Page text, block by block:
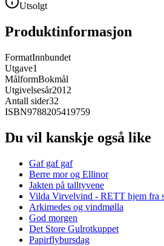
Utsolgt
Produktinformasjon
FormatInnbundet
Utgave1
MålformBokmål
Utgivelsesår2012
Antall sider32
ISBN9788205419759
Du vil kanskje også like
Gaf gaf gaf
Berre mor og Ellinor
Jakten på talltyvene
Vilda Virvelvind - RETT hjem fra
Arkimedes og vindmølla
God morgen
Det Store Gulrotkuppet
Papirflybursdag